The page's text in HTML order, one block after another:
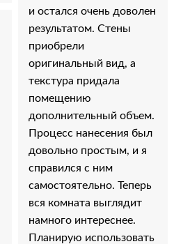
и остался очень доволен
результатом. Стены
приобрели
оригинальный вид, а
текстура придала
помещению
дополнительный объем.
Процесс нанесения был
довольно простым, и я
справился с ним
самостоятельно. Теперь
вся комната выглядит
намного интереснее.
Планирую использовать